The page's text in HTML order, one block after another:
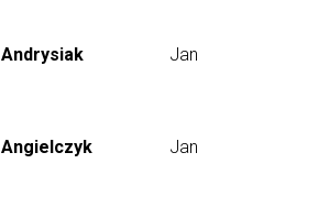
Andrysiak Jan
Angielczyk Jan